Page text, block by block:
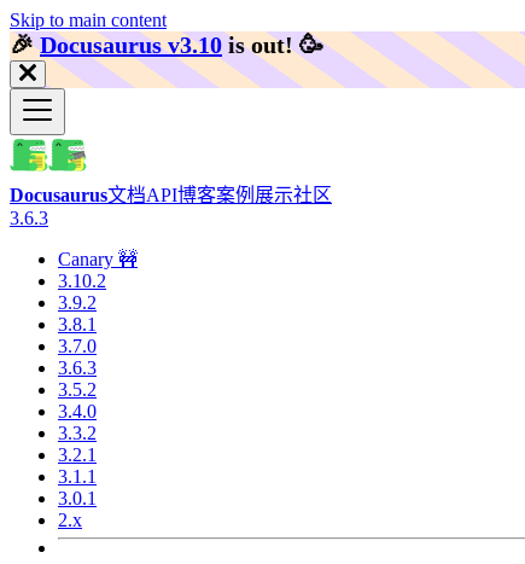
Skip to main content
🎉️Docusaurus v3.10 is out! 🥳️
Docusaurus文档API博客案例展示社区
3.6.3
Canary 🚧
3.10.2
3.9.2
3.8.1
3.7.0
3.6.3
3.5.2
3.4.0
3.3.2
3.2.1
3.1.1
3.0.1
2.x